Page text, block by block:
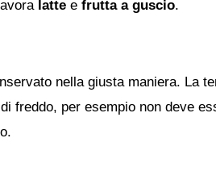
lattee frutta a guscio.
nella giusta maniera. La
freddo, per esempio non deve